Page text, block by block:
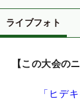
ライブフォト
【この大会の
「ヒデ